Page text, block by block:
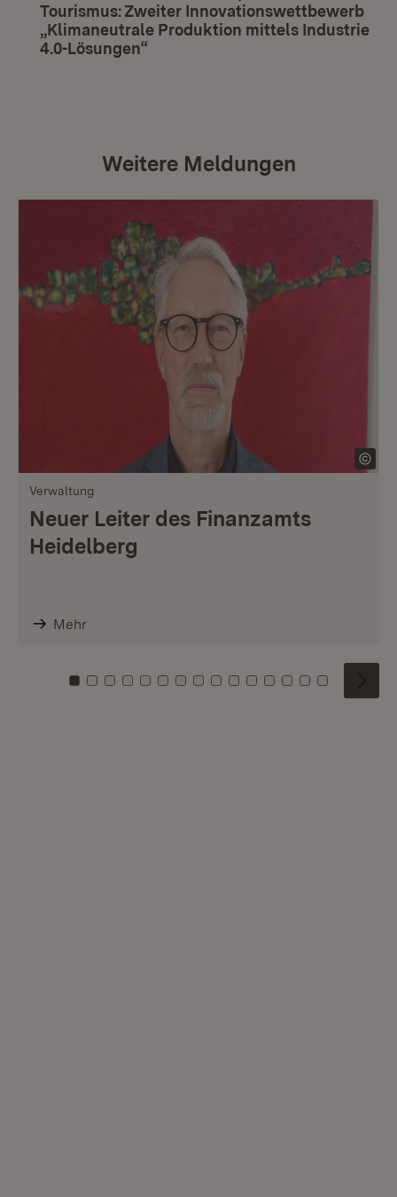
Tourismus: Zweiter Innovationswettbewerb
„Klimaneutrale Produktion mittels Industrie
4.0-Lösungen“
Weitere Meldungen
Verwaltung
Neuer Leiter des Finanzamts
Heidelberg
Mehr
Zu Kachel: 0
Zu Kachel: 1
Zu Kachel: 2
Zu Kachel: 3
Zu Kachel: 4
Zu Kachel: 5
Zu Kachel: 6
Zu Kachel: 7
Zu Kachel: 8
Zu Kachel: 9
Zu Kachel: 10
Zu Kachel: 11
Zu Kachel: 12
Zu Kachel:
Zu